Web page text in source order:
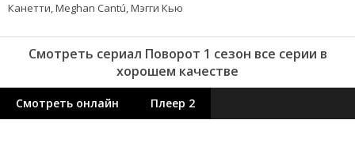
Канетти, Meghan Cantú, Мэгги Кью
Смотреть сериал Поворот 1 сезон все серии в
хорошем качестве
Смотреть онлайн Плеер 2